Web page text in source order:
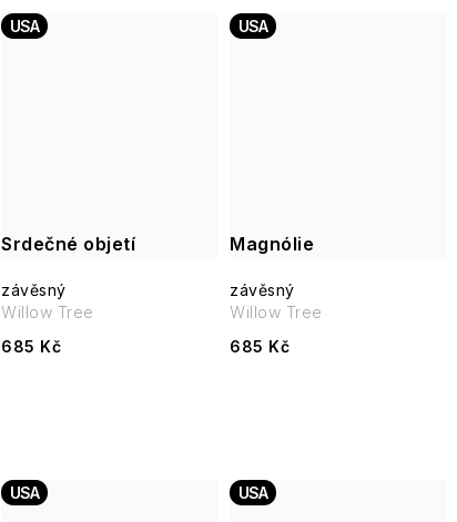
Srdečné objetí
USA
závěsný
685 Kč
Willow Tree
Magnólie
USA
závěsný
685 Kč
Willow Tree
USA USA